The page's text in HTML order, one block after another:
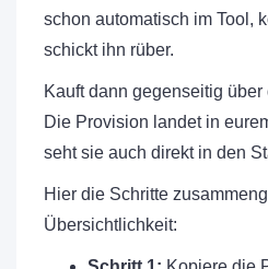
schon automatisch im Tool,
schickt ihn rüber.
Kauft dann gegenseitig
Die Provision landet in
seht sie auch direkt in den
Hier die Schritte
Übersichtlichkeit: